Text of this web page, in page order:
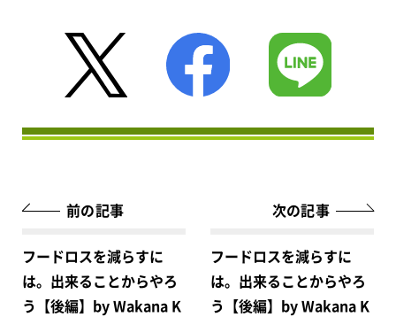
前の記事
フードロスを減らすに
は。出来ることからやろ
う【後編】by Wakana K
次の記事
フードロスを減らすに
は。出来ることからやろ
う【後編】by Wakana K